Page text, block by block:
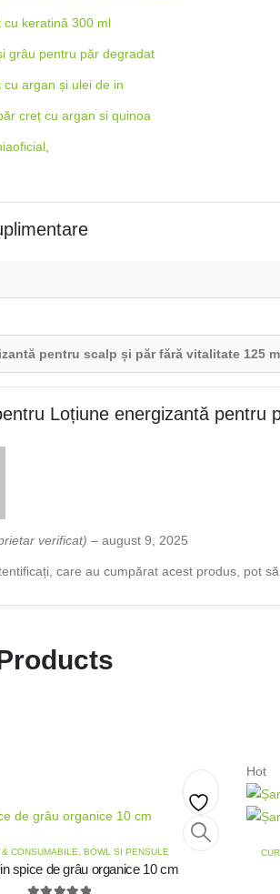
cu keratină 300 ml
grâu pentru păr degradat
argan și ulei de in
creț cu argan si quinoa
pentru scalp și păr fără vitalitate 125
Loțiune energizantă pentru
verificat) – august 9, 2025
care au cumpărat acest produs, pot
Add
CONSUMABILE ,BOWL SI PENSULE
spice de grâu organice 10 cm
Hot